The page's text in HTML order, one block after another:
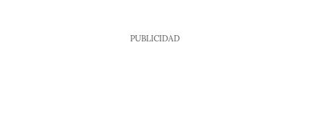
PUBLICIDAD